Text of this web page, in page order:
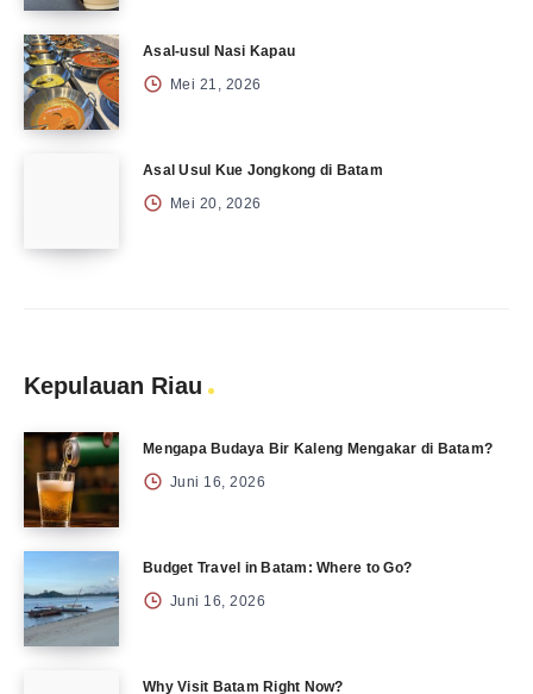
Asal-usul Nasi Kapau
Mei 21, 2026
Asal Usul Kue Jongkong di Batam
Mei 20, 2026
Kepulauan Riau
Mengapa Budaya Bir Kaleng Mengakar di Batam?
Juni 16, 2026
Budget Travel in Batam: Where to Go?
Juni 16, 2026
Why Visit Batam Right Now?